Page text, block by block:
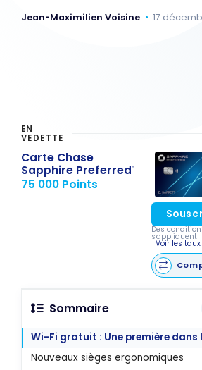
Jean-Maximilien Voisine 17
EN
VEDETTE
Carte Chase
Sapphire Preferred®
75 000 Points
Des
s'appliquent
Voir les
Sommaire
Nouveaux sièges ergonomiques